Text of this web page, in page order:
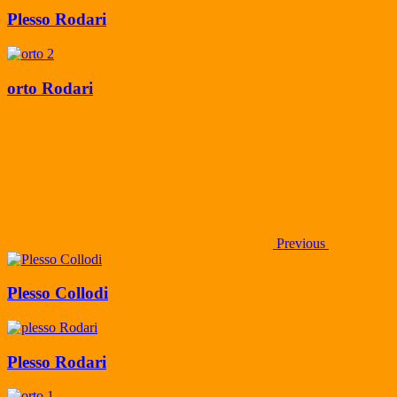
Plesso Rodari
orto Rodari
Previous
Plesso Collodi
Plesso Rodari